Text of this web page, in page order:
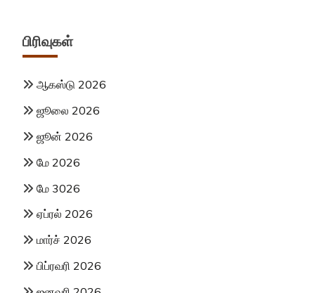
பிரிவுகள்
ஆகஸ்டு 2026
ஜூலை 2026
ஜூன் 2026
மே 2026
மே 3026
ஏப்ரல் 2026
மார்ச் 2026
பிப்ரவரி 2026